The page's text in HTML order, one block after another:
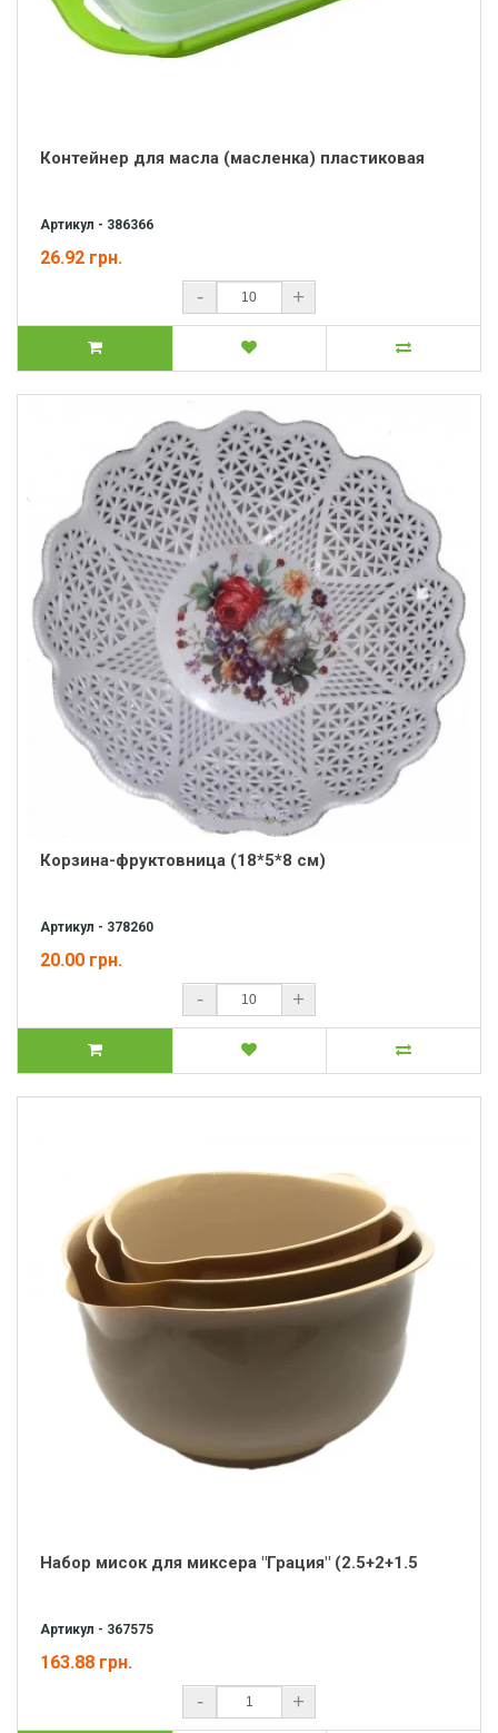
Контейнер для масла (масленка) пластиковая
Артикул - 386366
26.92 грн.
- +
Корзина-фруктовница (18*5*8 см)
Артикул - 378260
20.00 грн.
- +
Набор мисок для миксера "Грация" (2.5+2+1.5
Артикул - 367575
163.88 грн.
- +